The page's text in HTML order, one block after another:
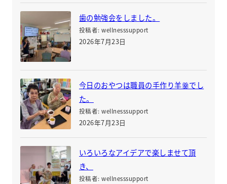
歯の勉強会をしました。
投稿者: wellnesssupport
2026年7月23日
今日のおやつは職員の手作り羊羹でし
た。
投稿者: wellnesssupport
2026年7月23日
いろいろなアイデアで楽しませて頂
き、
投稿者: wellnesssupport